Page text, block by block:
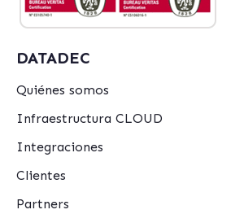
DATADEC
Quiénes somos
Infraestructura CLOUD
Integraciones
Clientes
Partners